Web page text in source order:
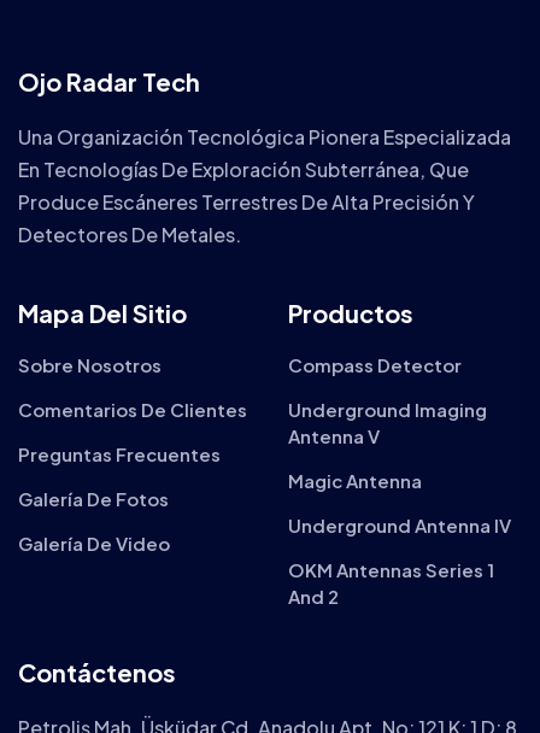
Ojo Radar Tech
Una Organización Tecnológica Pionera Especializada
En Tecnologías De Exploración Subterránea, Que
Produce Escáneres Terrestres De Alta Precisión Y
Detectores De Metales.
Mapa Del Sitio
Sobre Nosotros
Comentarios De Clientes
Preguntas Frecuentes
Galería De Fotos
Galería De Video
Productos
Compass Detector
Underground Imaging
Antenna V
Magic Antenna
Underground Antenna IV
OKM Antennas Series 1
And 2
Contáctenos
Petroliş Mah. Üsküdar Cd. Anadolu Apt. No: 121 K: 1 D: 8